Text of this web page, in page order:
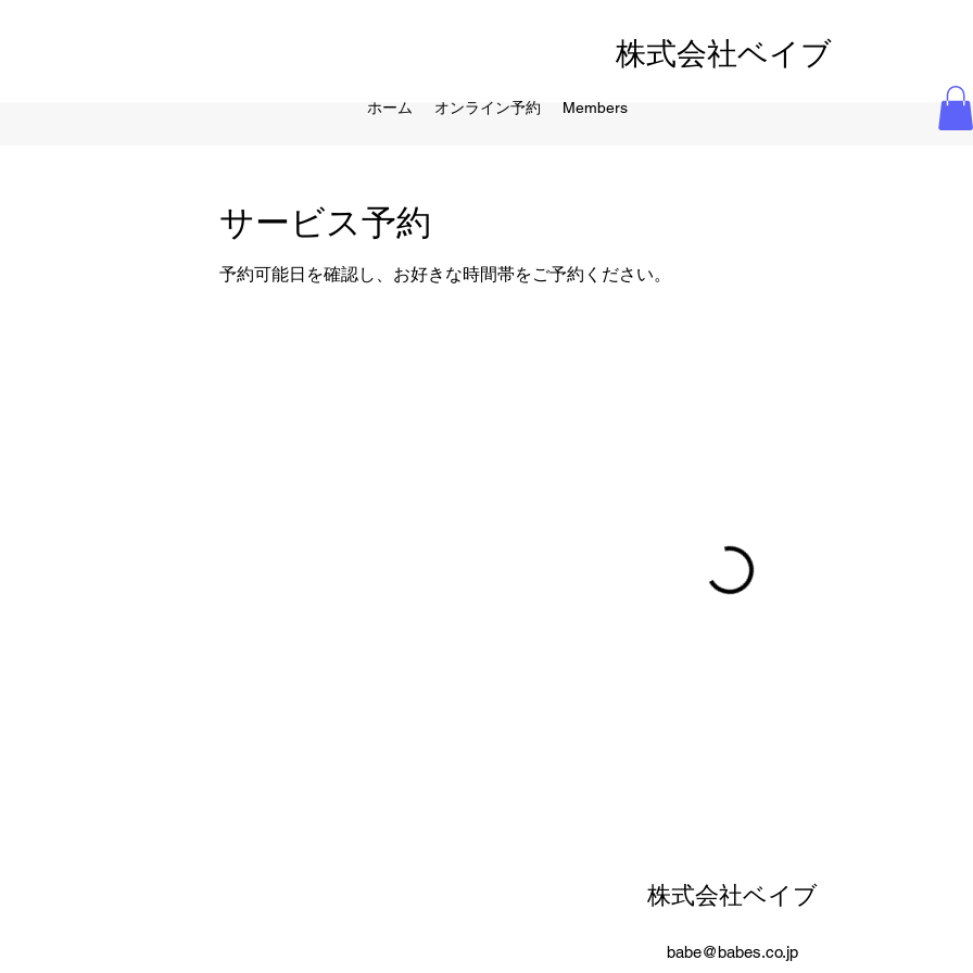
株式会社ベイブ
ホーム オンライン予約 Members
サービス予約
予約可能日を確認し、お好きな時間帯をご予約ください。
株式会社ベイブ
babe@babes.co.jp